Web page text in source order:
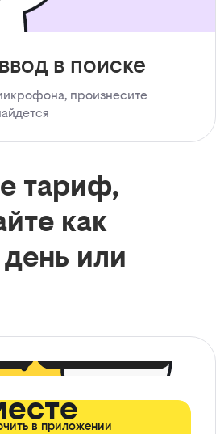
в поиске
произнесите
тариф,
как
или
в приложении